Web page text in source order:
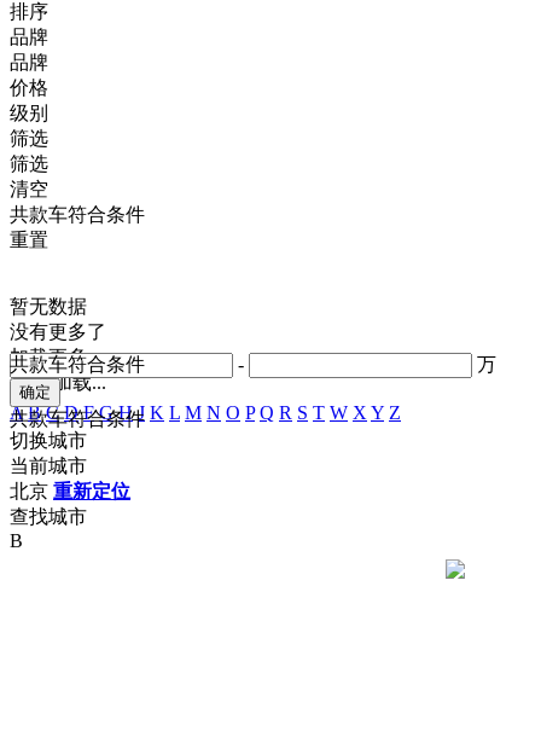
排序
品牌
品牌
价格
- 万
共款车符合条件
级别
共款车符合条件
筛选
筛选
清空
共款车符合条件
重置
暂无数据
没有更多了
加载更多
正在加载...
A B C D F G H J K L M N O P Q R S T W X Y Z
切换城市
当前城市
北京 重新定位
查找城市
B